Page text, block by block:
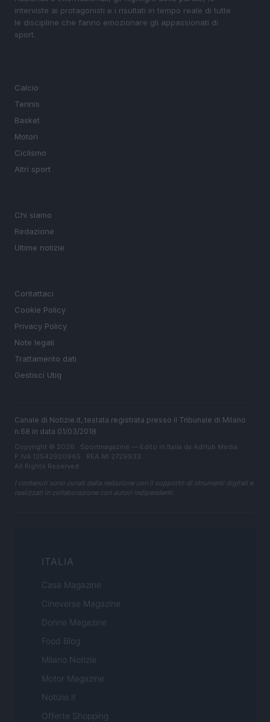
interviste ai protagonisti e i risultati in tempo reale di tutte
le discipline che fanno emozionare gli appassionati di
sport.
Calcio
Tennis
Basket
Motori
Ciclismo
Altri sport
Chi siamo
Redazione
Ultime notizie
Contattaci
Cookie Policy
Privacy Policy
Note legali
Trattamento dati
Gestisci Utiq
Canale di Notizie.it, testata registrata presso il Tribunale di Milano
n.68 in data 01/03/2018
Copyright © 2026 · Sportmagazine — Edito in Italia da AdHub Media
P.IVA 13542920965 · REA MI 2729933
All Rights Reserved
I contenuti sono curati dalla redazione con il supporto di strumenti digitali e
realizzati in collaborazione con autori indipendenti.
ITALIA
Casa Magazine
Cineverse Magazine
Donne Magazine
Food Blog
Milano Notizie
Motor Magazine
Notizie.it
Offerte Shopping